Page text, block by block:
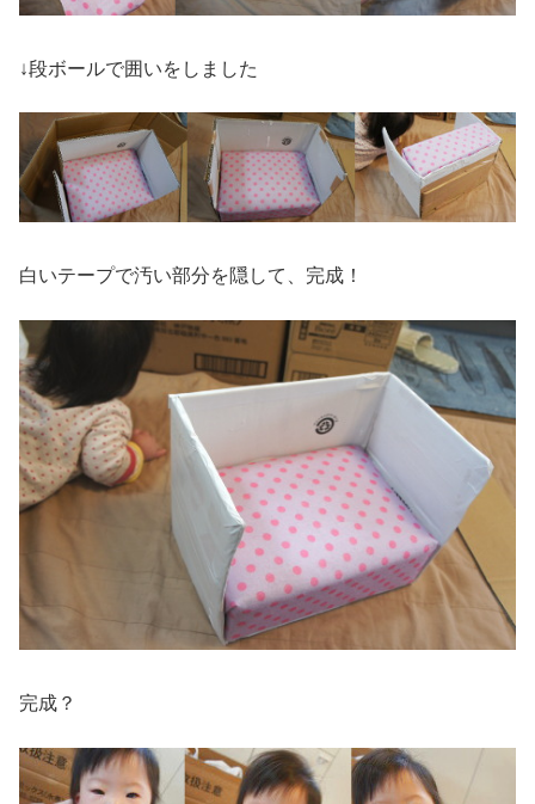
↓段ボールで囲いをしました
白いテープで汚い部分を隠して、完成！
完成？